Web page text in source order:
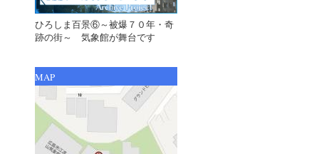
ひろしま百景⑥～被爆７０年・奇
跡の街～ 気象館が舞台です
MAP